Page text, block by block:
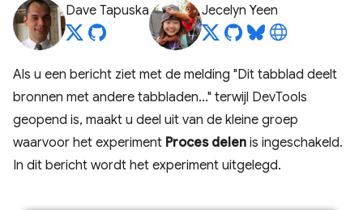
Dave Tapuska Jecelyn Yeen
Als u een bericht ziet met de melding "Dit tabblad deelt
bronnen met andere tabbladen..." terwijl DevTools
geopend is, maakt u deel uit van de kleine groep
waarvoor het experiment Proces delen is ingeschakeld.
In dit bericht wordt het experiment uitgelegd.